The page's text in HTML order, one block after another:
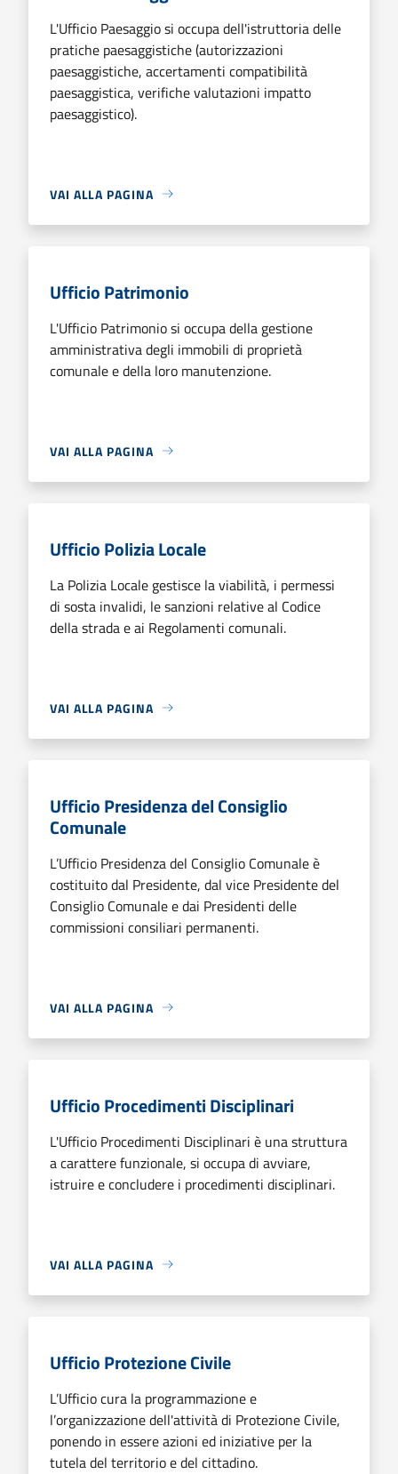
L'Ufficio Paesaggio si occupa dell'istruttoria delle
pratiche paesaggistiche (autorizzazioni
paesaggistiche, accertamenti compatibilità
paesaggistica, verifiche valutazioni impatto
paesaggistico).
VAI ALLA PAGINA
Ufficio Patrimonio
L'Ufficio Patrimonio si occupa della gestione
amministrativa degli immobili di proprietà
comunale e della loro manutenzione.
VAI ALLA PAGINA
Ufficio Polizia Locale
La Polizia Locale gestisce la viabilità, i permessi
di sosta invalidi, le sanzioni relative al Codice
della strada e ai Regolamenti comunali.
VAI ALLA PAGINA
Ufficio Presidenza del Consiglio
Comunale
L’Ufficio Presidenza del Consiglio Comunale è
costituito dal Presidente, dal vice Presidente del
Consiglio Comunale e dai Presidenti delle
commissioni consiliari permanenti.
VAI ALLA PAGINA
Ufficio Procedimenti Disciplinari
L'Ufficio Procedimenti Disciplinari è una struttura
a carattere funzionale, si occupa di avviare,
istruire e concludere i procedimenti disciplinari.
VAI ALLA PAGINA
Ufficio Protezione Civile
L’Ufficio cura la programmazione e
l’organizzazione dell'attività di Protezione Civile,
ponendo in essere azioni ed iniziative per la
tutela del territorio e del cittadino.